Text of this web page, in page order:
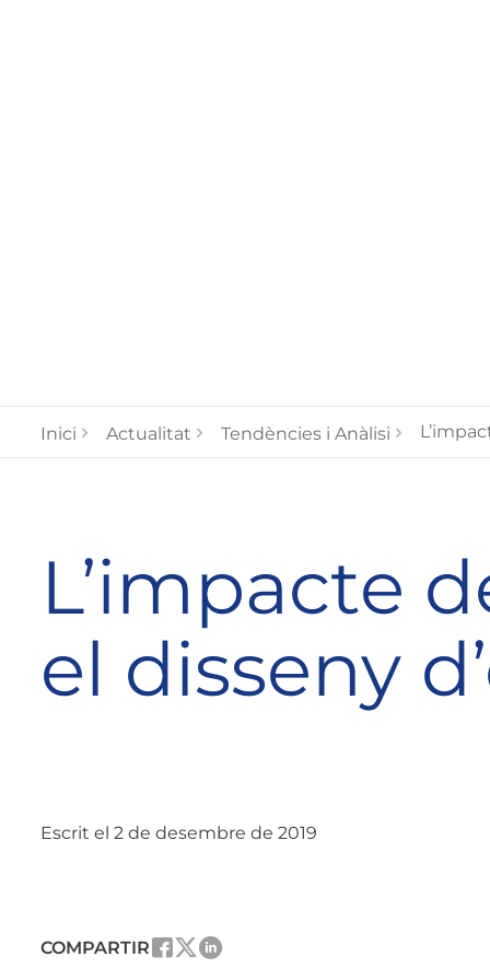
Inici Actualitat Tendències i Anàlisi
L’impacte
el disseny
Escrit el 2 de desembre de 2019
COMPARTIR